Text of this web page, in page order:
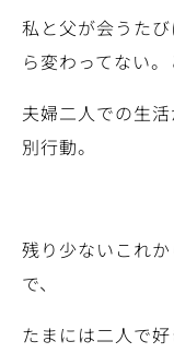
私と父が会うた
ら変わってない。
夫婦二人での生
別行動。
残り少ないこれ
で、
たまには二人で